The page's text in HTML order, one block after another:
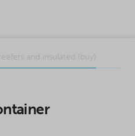
and insulated (buy)